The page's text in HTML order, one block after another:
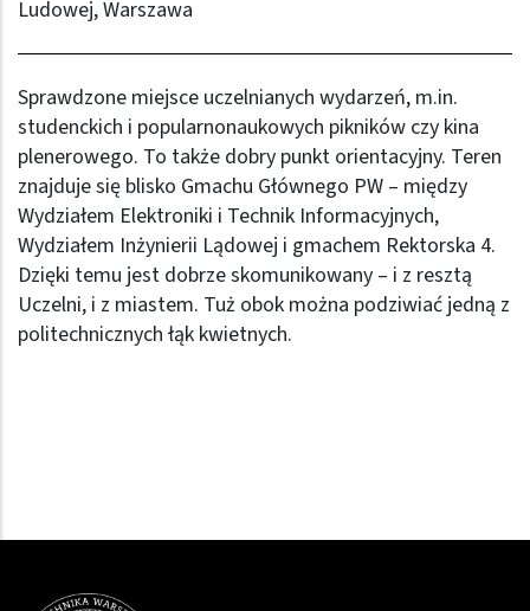
Sprawdzone miejsce uczelnianych wydarzeń, m.in.
studenckich i popularnonaukowych pikników czy kina
plenerowego. To także dobry punkt orientacyjny. Teren
znajduje się blisko Gmachu Głównego PW – między
Wydziałem Elektroniki i Technik Informacyjnych,
Wydziałem Inżynierii Lądowej i gmachem Rektorska 4.
Dzięki temu jest dobrze skomunikowany – i z resztą
Uczelni, i z miastem. Tuż obok można podziwiać jedną z
politechnicznych łąk kwietnych.
Ludowej, Warszawa